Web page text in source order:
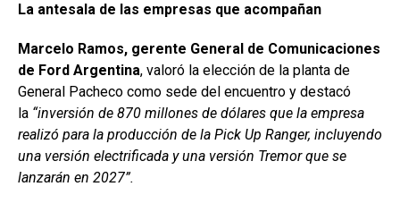
La antesala de las empresas que acompañan
Marcelo Ramos, gerente General de Comunicaciones
de Ford Argentina, valoró la elección de la planta de
General Pacheco como sede del encuentro y destacó
la “inversión de 870 millones de dólares que la empresa
realizó para la producción de la Pick Up Ranger, incluyendo
una versión electrificada y una versión Tremor que se
lanzarán en 2027”.